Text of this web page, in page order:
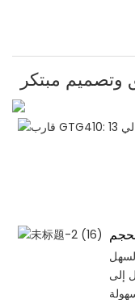
وتصميم مبتكر
إلى